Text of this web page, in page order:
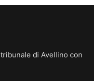
di Avellino con